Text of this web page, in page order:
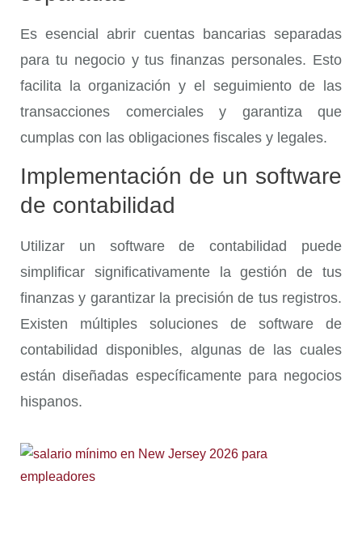
Es esencial abrir cuentas bancarias separadas
para tu negocio y tus finanzas personales. Esto
facilita la organización y el seguimiento de las
transacciones comerciales y garantiza que
cumplas con las obligaciones fiscales y legales.
Implementación de un software
de contabilidad
Utilizar un software de contabilidad puede
simplificar significativamente la gestión de tus
finanzas y garantizar la precisión de tus registros.
Existen múltiples soluciones de software de
contabilidad disponibles, algunas de las cuales
están diseñadas específicamente para negocios
hispanos.